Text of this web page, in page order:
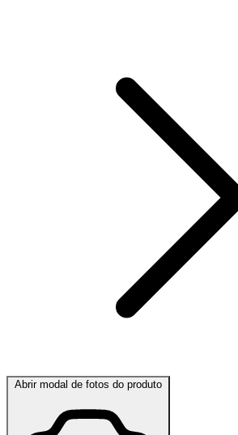
Abrir modal de fotos do produto